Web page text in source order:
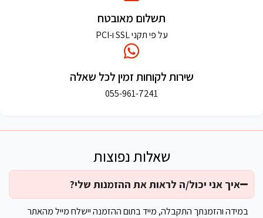
איך אני יכול/ה לראות את ההזמנות שלי?
במידה והזמנתך התקבלה, מייד בתום ההזמנה יישלח מייל מהאתר
שאלות נפוצות
תשלום מאובטח
על פי תקני SSL ו-PCI
שירות לקוחות זמין לכל שאלה
055-961-7241